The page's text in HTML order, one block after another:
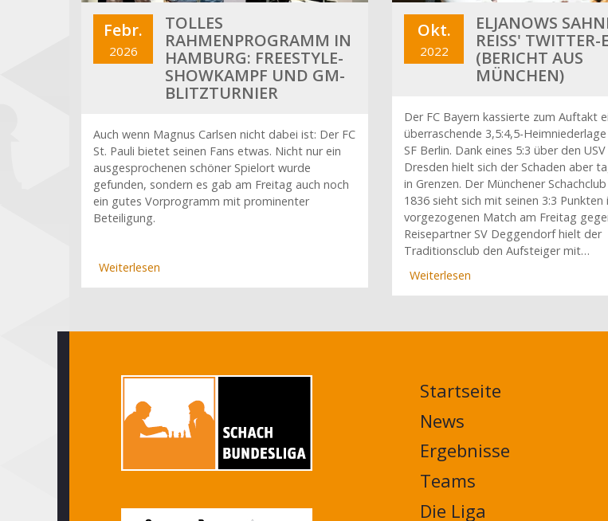
Febr.
2026
TOLLES
RAHMENPROGRAMM IN
HAMBURG: FREESTYLE-
SHOWKAMPF UND GM-
BLITZTURNIER
Auch wenn Magnus Carlsen nicht dabei ist: Der FC
St. Pauli bietet seinen Fans etwas. Nicht nur ein
ausgesprochenen schöner Spielort wurde
gefunden, sondern es gab am Freitag auch noch
ein gutes Vorprogramm mit prominenter
Beteiligung.
Weiterlesen
Hamburg:
Blitzturnier
Okt.
2022
ELJANOWS
REISS' TWITTER-
BERICHT AUS M
ÜNCHEN)
Der FC Bayern kassierte zum Auftakt
überraschende 3,5:4,5-
SF Berlin. Dank eines 5:3 über den
Dresden hielt sich der Schaden aber
in Grenzen. Der Münchener
1836 sieht sich mit seinen 3:3 Punkten
vorgezogenen Match am Freitag
Reisepartner SV Deggendorf hielt der
Traditionsclub den Aufsteiger mit…
Weiterlesen
aus
MAIN
NAVIGATION
FOOTER
Startseite
News
Ergebnisse
Teams
Die Liga